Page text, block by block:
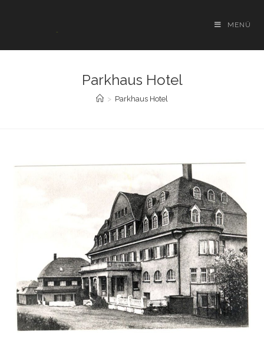
MENÜ
Parkhaus Hotel
> Parkhaus Hotel